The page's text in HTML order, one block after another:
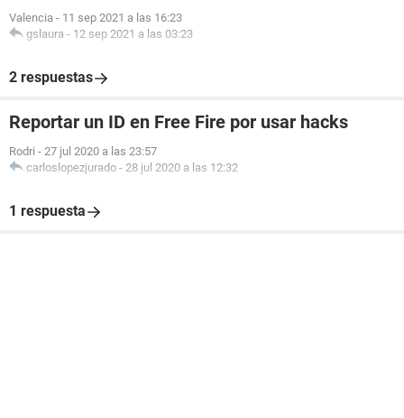
Valencia - 11 sep 2021 a las 16:23
gslaura - 12 sep 2021 a las 03:23
2 respuestas
Reportar un ID en Free Fire por usar hacks
Rodri - 27 jul 2020 a las 23:57
carloslopezjurado - 28 jul 2020 a las 12:32
1 respuesta